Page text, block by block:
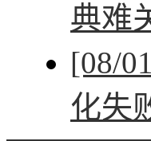
典难
[08/
化失